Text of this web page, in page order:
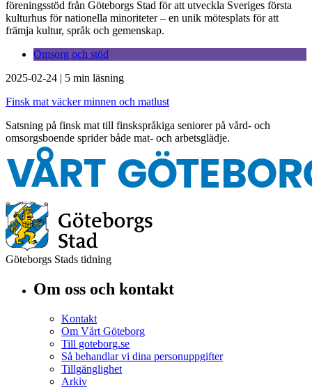
föreningsstöd från Göteborgs Stad för att utveckla Sveriges första
kulturhus för nationella minoriteter – en unik mötesplats för att
främja kultur, språk och gemenskap.
Omsorg och stöd
2025-02-24 | 5 min läsning
Finsk mat väcker minnen och matlust
Satsning på finsk mat till finskspråkiga seniorer på vård- och
omsorgsboende sprider både mat- och arbetsglädje.
Göteborgs Stads tidning
Om oss och kontakt
Kontakt
Om Vårt Göteborg
Till goteborg.se
Så behandlar vi dina personuppgifter
Tillgänglighet
Arkiv